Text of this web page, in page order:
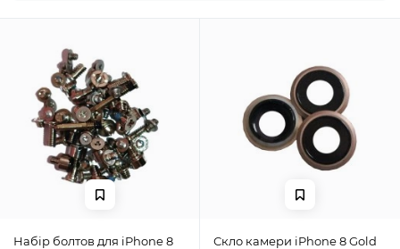
Набір болтов для iPhone 8 Скло камери iPhone 8 Gold